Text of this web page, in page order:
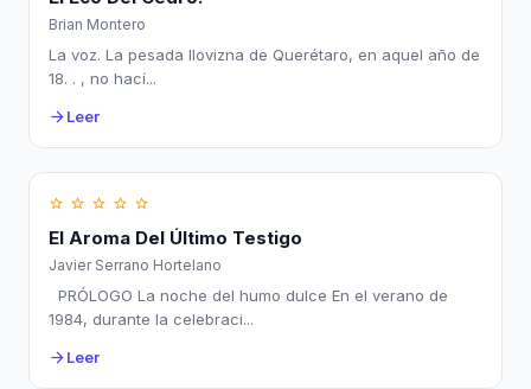
Brian Montero
La voz. La pesada llovizna de Querétaro, en aquel año de
18. . , no hací...
arrow_forward Leer
star_border star_border star_border star_border star_border
El Aroma Del Último Testigo
Javier Serrano Hortelano
PRÓLOGO La noche del humo dulce En el verano de
1984, durante la celebraci...
arrow_forward Leer